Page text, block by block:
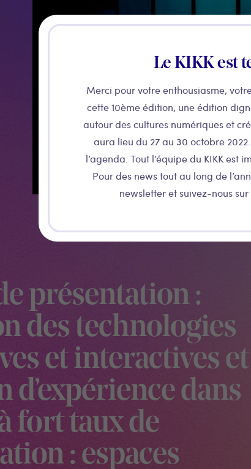
Le KIKK est
Merci pour votre enthousiasme,
cette 10ème édition, une édition
autour des cultures numériques et
aura lieu du 27 au 30 octobre
l’agenda. Tout l’équipe du KIKK est
Pour des news tout au long de
newsletter et suivez-nous
présentation :
des technologies
et interactives et
d’expérience dans
fort taux de
: espaces